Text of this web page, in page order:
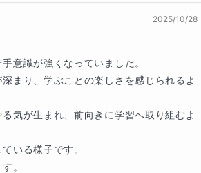
ん。実際、私自身も指導しようと思
科目は指導できます。現在、マナリ
価値をご提供できる」と考えている
は、受験を超えて、自ら学び続ける
は本気で考え、支えていきたいと考
ーション学科
く取り組み、着実に力を伸ばしていか
までに身につけた学習姿勢を土台に、
を過ごされることと存じます。お嬢様
おります。
ってくださったご家庭のご協力があっ
の丁寧なお心配りとご理解に、深く感
2025/10/28
意識が強くなっていました。
まり、学ぶことの楽しさを感じられるよ
気が生まれ、前向きに学習へ取り組むよ
いる様子です。
。